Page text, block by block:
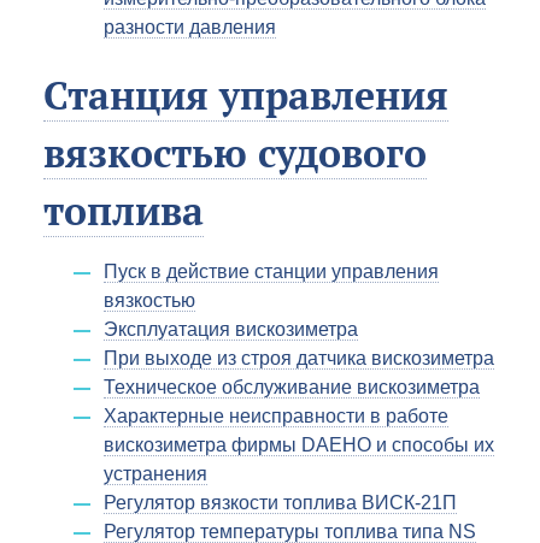
разности давления
Станция управления
вязкостью судового
топлива
Пуск в действие станции управления
вязкостью
Эксплуатация вискозиметра
При выходе из строя датчика вискозиметра
Техническое обслуживание вискозиметра
Характерные неисправности в работе
вискозиметра фирмы DAEHO и способы их
устранения
Регулятор вязкости топлива ВИСК-21П
Регулятор температуры топлива типа NS